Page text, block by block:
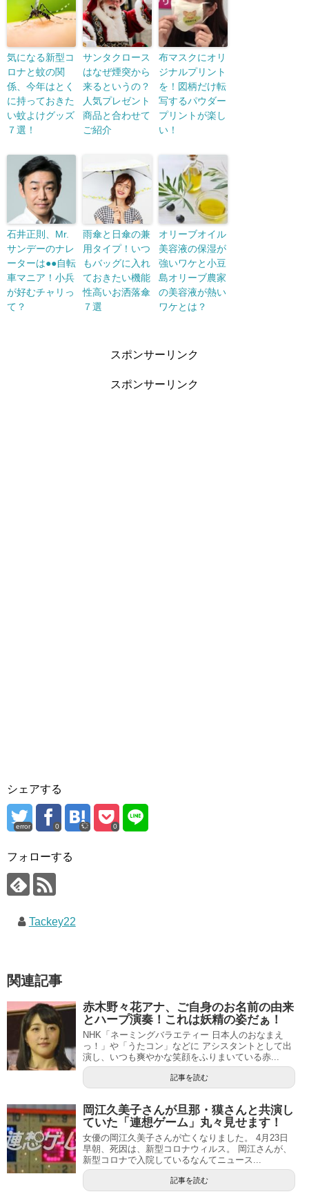
気になる新型コ
ロナと蚊の関
係、今年はとく
に持っておきた
い蚊よけグッズ
７選！
サンタクロース
はなぜ煙突から
来るというの？
人気プレゼント
商品と合わせて
ご紹介
布マスクにオリ
ジナルプリント
を！図柄だけ転
写するパウダー
プリントが楽し
い！
石井正則、Mr.
サンデーのナレ
ーターは●●自転
車マニア！小兵
が好むチャリっ
て？
雨傘と日傘の兼
用タイプ！いつ
もバッグに入れ
ておきたい機能
性高いお洒落傘
７選
オリーブオイル
美容液の保湿が
強いワケと小豆
島オリーブ農家
の美容液が熱い
ワケとは？
スポンサーリンク
スポンサーリンク
シェアする
error 0 0
フォローする
Tackey22
関連記事
赤木野々花アナ、ご自身のお名前の由来
とハープ演奏！これは妖精の姿だぁ！
NHK「ネーミングバラエティー 日本人のおなまえ
っ！」や「うたコン」などに アシスタントとして出
演し、いつも爽やかな笑顔をふりまいている赤...
記事を読む
岡江久美子さんが旦那・獏さんと共演し
ていた「連想ゲーム」丸々見せます！
女優の岡江久美子さんが亡くなりました。 4月23日
早朝、死因は、新型コロナウィルス。 岡江さんが、
新型コロナで入院しているなんてニュース...
記事を読む